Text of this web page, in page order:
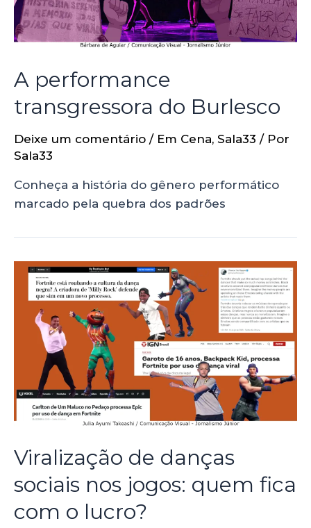
A performance
transgressora do Burlesco
Deixe um comentário / Em Cena, Sala33 / Por
Sala33
Conheça a história do gênero performático
marcado pela quebra dos padrões
Viralização de danças
sociais nos jogos: quem fica
com o lucro?